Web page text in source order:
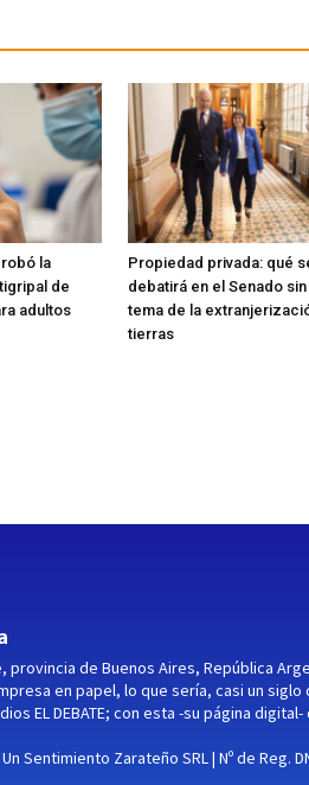
la
de
adultos
Propiedad privada: qué
debatirá en el Senado
tema de la
tierras
provincia de Buenos Aires, República
en papel, lo que sería, casi un
EL DEBATE; con esta -su página
Un Sentimiento Zarateño SRL | Nº de Reg.